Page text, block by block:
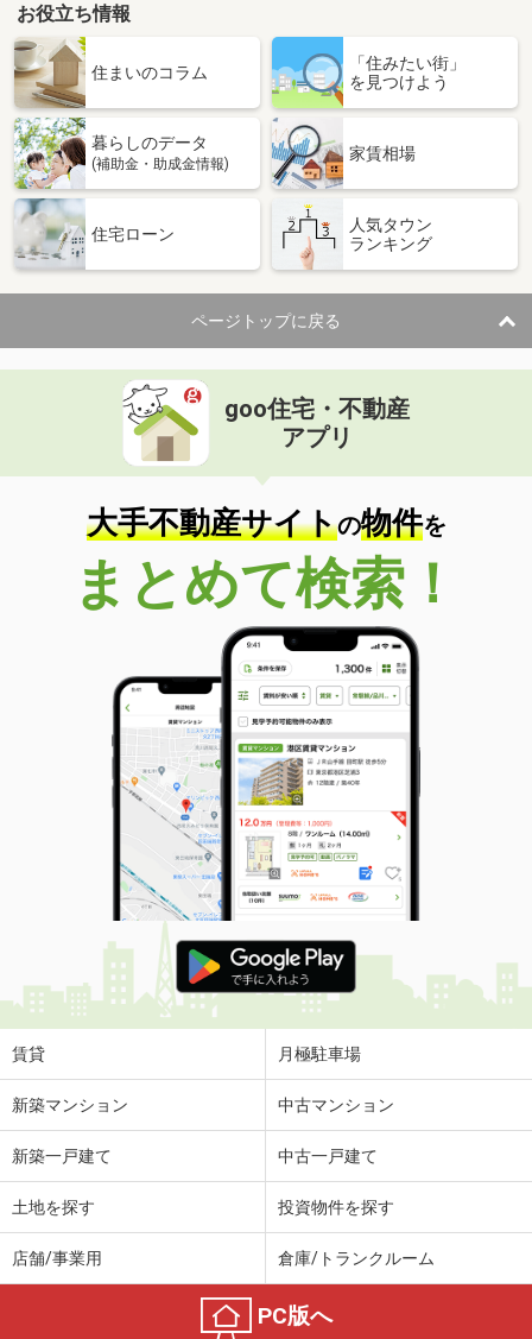
お役立ち情報
住まいのコラム
「住みたい街」
を見つけよう
暮らしのデータ
(補助金・助成金情報)
家賃相場
住宅ローン
人気タウン
ランキング
ページトップに戻る
goo住宅・不動産
アプリ
大手不動産サイトの物件を
まとめて検索！
賃貸 月極駐車場
新築マンション 中古マンション
新築一戸建て 中古一戸建て
土地を探す 投資物件を探す
店舗/事業用 倉庫/トランクルーム
PC版へ